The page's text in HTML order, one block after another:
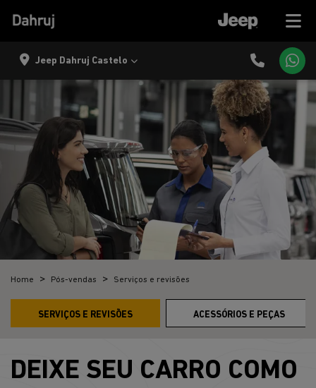
Jeep Dahruj Castelo
Home Pós-vendas Serviços e revisões
SERVIÇOS E REVISÕES ACESSÓRIOS E PEÇAS
DEIXE SEU CARRO COMO